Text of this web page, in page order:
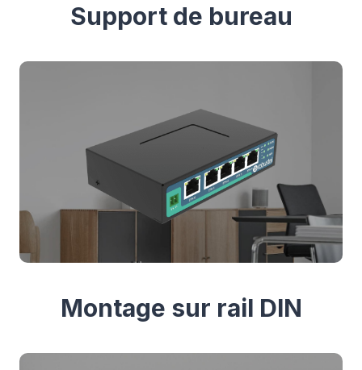
Support de bureau
Montage sur rail DIN